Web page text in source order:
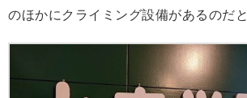
のほかにクライミング設備があるのだと